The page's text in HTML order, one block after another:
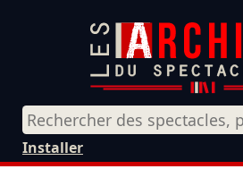
Installer